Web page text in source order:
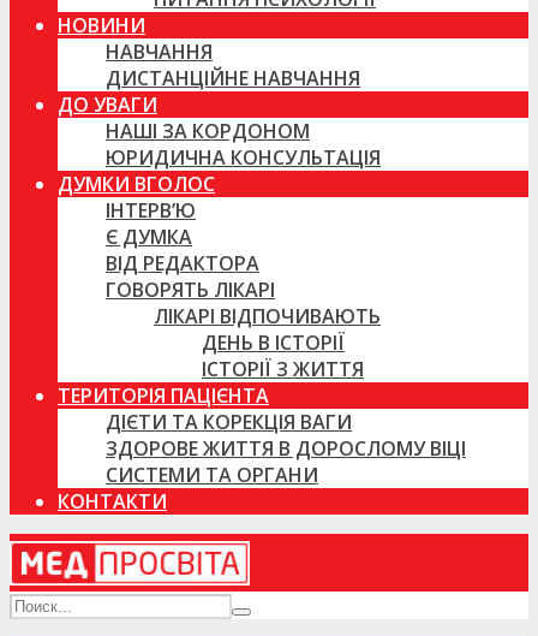
НОВИНИ
НАВЧАННЯ
ДИСТАНЦІЙНЕ НАВЧАННЯ
ДО УВАГИ
НАШІ ЗА КОРДОНОМ
ЮРИДИЧНА КОНСУЛЬТАЦІЯ
ДУМКИ ВГОЛОС
ІНТЕРВ’Ю
Є ДУМКА
ВІД РЕДАКТОРА
ГОВОРЯТЬ ЛІКАРІ
ЛІКАРІ ВІДПОЧИВАЮТЬ
ДЕНЬ В ІСТОРІЇ
ІСТОРІЇ З ЖИТТЯ
ТЕРИТОРІЯ ПАЦІЄНТА
ДІЄТИ ТА КОРЕКЦІЯ ВАГИ
ЗДОРОВЕ ЖИТТЯ В ДОРОСЛОМУ ВІЦІ
СИСТЕМИ ТА ОРГАНИ
КОНТАКТИ